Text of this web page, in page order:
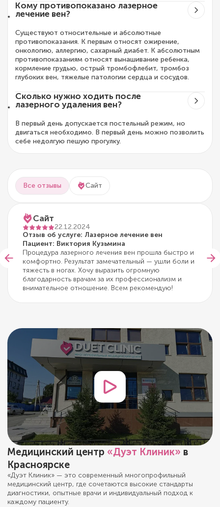
Кому противопоказано лазерное
лечение вен?
Существуют относительные и абсолютные
противопоказания. К первым относят ожирение,
онкологию, аллергию, сахарный диабет. К абсолютным
противопоказаниям относят вынашивание ребенка,
кормление грудью, острый тромбофлебит, тромбоз
глубоких вен, тяжелые патологии сердца и сосудов.
Сколько нужно ходить после
лазерного удаления вен?
В первый день допускается постельный режим, но
двигаться необходимо. В первый день можно позволить
себе недолгую пешую прогулку.
Все отзывы Сайт
Сайт
22.12.2024
Отзыв об услуге: Лазерное лечение вен
Пациент: Виктория Кузьмина
Процедура лазерного лечения вен прошла быстро и
комфортно. Результат замечательный — ушли боли и
тяжесть в ногах. Хочу выразить огромную
благодарность врачам за их профессионализм и
внимательное отношение. Всем рекомендую!
Медицинский центр «Дуэт Клиник» в
Красноярске
«Дуэт Клиник» — это современный многопрофильный
медицинский центр, где сочетаются высокие стандарты
диагностики, опытные врачи и индивидуальный подход к
каждому пациенту.